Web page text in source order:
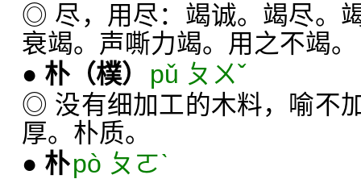
◎ 尽，用尽：竭诚。竭尽。
衰竭。声嘶力竭。用之不竭。
● 朴 （樸）
pǔ ㄆㄨˇ
◎ 没有细加工的木料，喻不
厚。朴质。
● 朴pò ㄆㄛˋ